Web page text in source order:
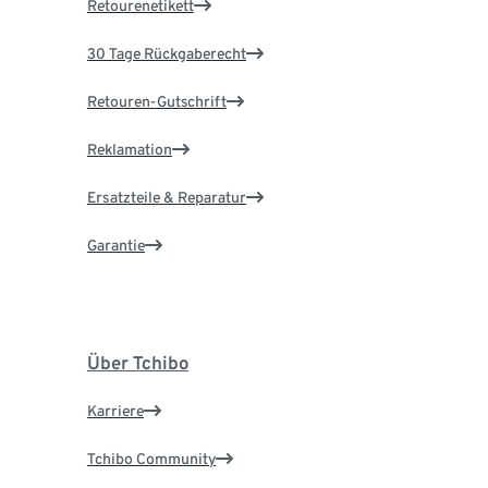
Retourenetikett
30 Tage Rückgaberecht
Retouren-Gutschrift
Reklamation
Ersatzteile & Reparatur
Garantie
Über Tchibo
Karriere
Tchibo Community